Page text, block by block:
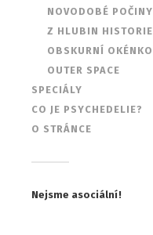
NOVODOBÉ POČINY
Z HLUBIN HISTORIE
OBSKURNÍ OKÉNKO
OUTER SPACE
SPECIÁLY
CO JE PSYCHEDELIE?
O STRÁNCE
Nejsme asociální!